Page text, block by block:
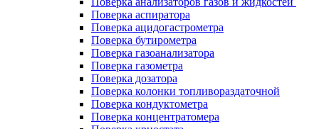
Поверка аспиратора
Поверка ацидогастрометра
Поверка бутирометра
Поверка газоанализатора
Поверка газометра
Поверка дозатора
Поверка колонки топливораздаточной
Поверка кондуктометра
Поверка концентратомера